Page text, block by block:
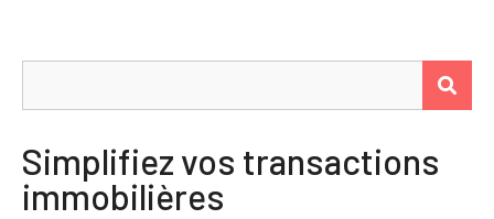
Simplifiez vos transactions
immobilières